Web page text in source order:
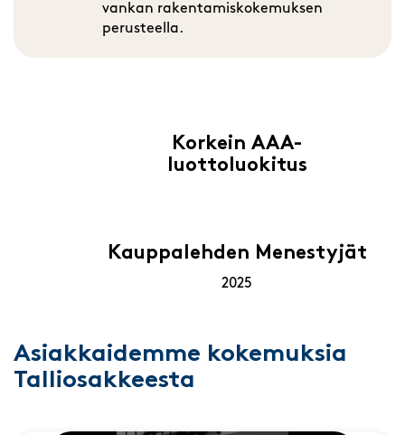
vankan rakentamiskokemuksen
perusteella.
Korkein AAA-
luottoluokitus
Kauppalehden Menestyjät
2025
Asiakkaidemme kokemuksia
Talliosakkeesta